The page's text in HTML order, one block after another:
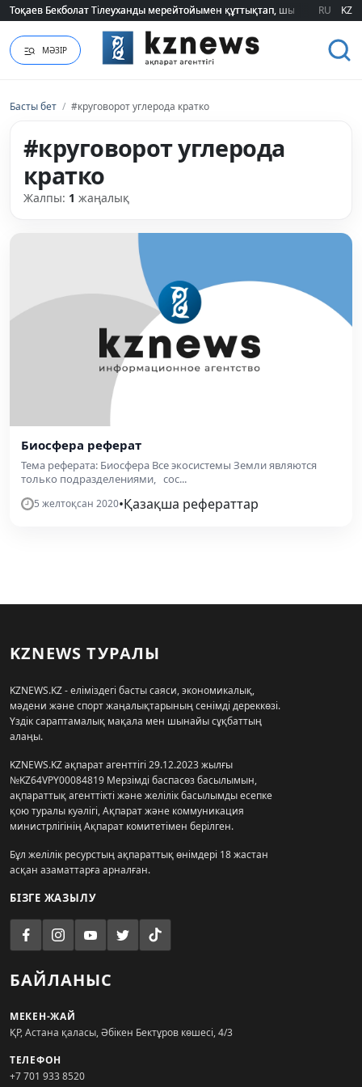
Тоқаев Бекболат Тілеуханды мерейтойымен құттықтап, шығармашылық
Тоқаев Бекболат Тілеуханды мерейтойымен құттықтап, шығармашылық
RU KZ
МӘЗІР
Басты бет / #круговорот углерода кратко
#круговорот углерода
кратко
Жалпы: 1 жаңалық
Биосфера реферат
Тема реферата: Биосфера Все экосистемы Земли являются
только подразделениями, сос...
5 желтоқсан 2020•Қазақша рефераттар
KZNEWS ТУРАЛЫ
KZNEWS.KZ - еліміздегі басты саяси, экономикалық,
мәдени және спорт жаңалықтарының сенімді дереккөзі.
Үздік сараптамалық мақала мен шынайы сұқбаттың
алаңы.
KZNEWS.KZ ақпарат агенттігі 29.12.2023 жылғы
№KZ64VPY00084819 Мерзімді баспасөз басылымын,
ақпараттық агенттікті және желілік басылымды есепке
қою туралы куәлігі, Ақпарат және коммуникация
министрлігінің Ақпарат комитетімен берілген.
Бұл желілік ресурстың ақпараттық өнімдері 18 жастан
асқан азаматтарға арналған.
БІЗГЕ ЖАЗЫЛУ
БАЙЛАНЫС
МЕКЕН-ЖАЙ
ҚР, Астана қаласы, Әбікен Бектұров көшесі, 4/3
ТЕЛЕФОН
+7 701 933 8520